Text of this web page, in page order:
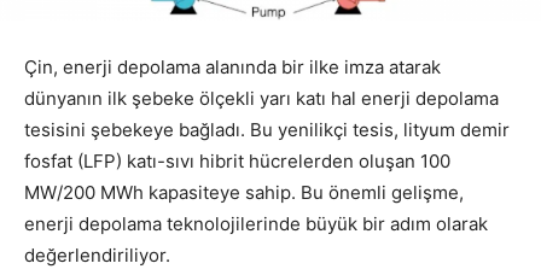
Çin, enerji depolama alanında bir ilke imza atarak
dünyanın ilk şebeke ölçekli yarı katı hal enerji depolama
tesisini şebekeye bağladı. Bu yenilikçi tesis, lityum demir
fosfat (LFP) katı-sıvı hibrit hücrelerden oluşan 100
MW/200 MWh kapasiteye sahip. Bu önemli gelişme,
enerji depolama teknolojilerinde büyük bir adım olarak
değerlendiriliyor.